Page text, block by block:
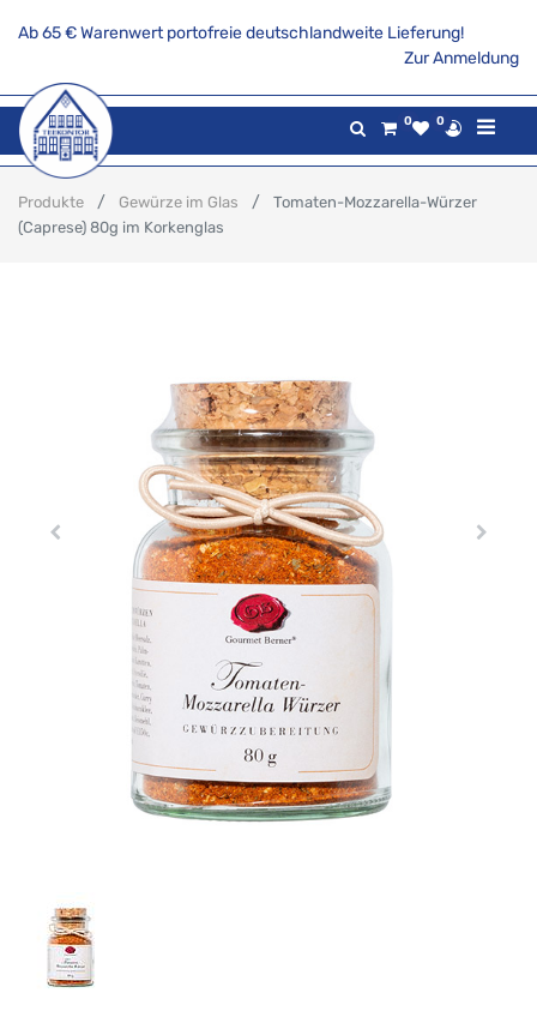
Ab 65 € Warenwert portofreie deutschlandweite Lieferung!
Zur Anmeldung
0 0
Produkte Gewürze im Glas
Tomaten-Mozzarella-Würzer
(Caprese) 80g im Korkenglas